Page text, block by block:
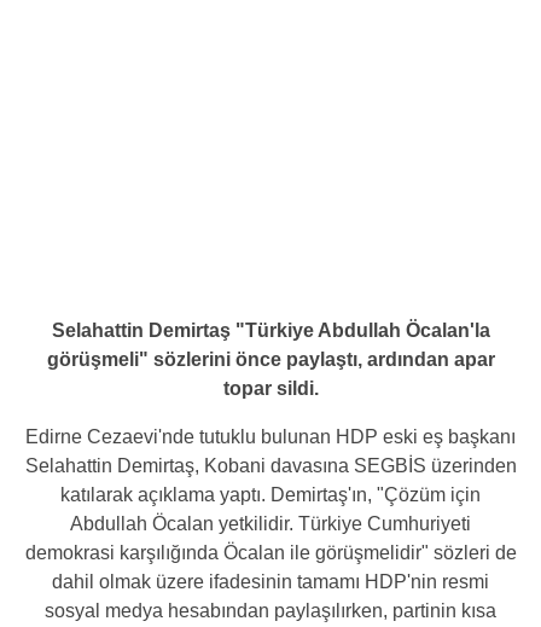
Selahattin Demirtaş "Türkiye Abdullah Öcalan'la
görüşmeli" sözlerini önce paylaştı, ardından apar
topar sildi.
Edirne Cezaevi'nde tutuklu bulunan HDP eski eş başkanı
Selahattin Demirtaş, Kobani davasına SEGBİS üzerinden
katılarak açıklama yaptı. Demirtaş'ın, "Çözüm için
Abdullah Öcalan yetkilidir. Türkiye Cumhuriyeti
demokrasi karşılığında Öcalan ile görüşmelidir" sözleri de
dahil olmak üzere ifadesinin tamamı HDP'nin resmi
sosyal medya hesabından paylaşılırken, partinin kısa